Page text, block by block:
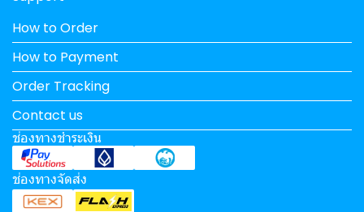
How to Order
How to Payment
Order Tracking
Contact us
ช่องทางชำระเงิน
ช่องทางจัดส่ง